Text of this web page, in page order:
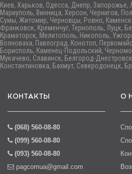
Киев, Харьков, Одесса, Днепр, Запорожье,
Мариуполь, Винница, Херсон, Чернигов,
Сумы, Житомир, Черновцы, Ровно,
Франковск, Кременчуг, Тернополь, Луцк,
Краматорск, Мелитополь, Никополь,
Волноваха, Павлоград, Конотоп,
Борисполь, Каменец-Подольский,
Мукачево, Славянск, Белгород-
Константиновка, Бахмут, Северодонецк,
КОНТАКТЫ
(068) 560-08-80
(099) 560-08-80
(093) 560-08-80
pagcomua@gmail.com
О